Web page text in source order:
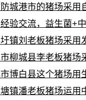
城港市的猪场采用
验交流，益生菌+
镇刘老板猪场采用
柳城县李老板猪场
博白县这个猪场用
镇潘老板猪场运用